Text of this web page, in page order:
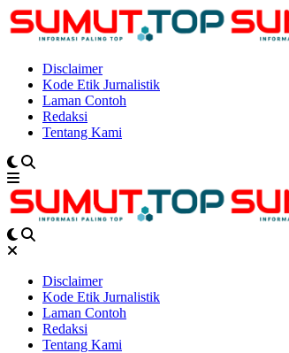
Disclaimer
Kode Etik Jurnalistik
Laman Contoh
Redaksi
Tentang Kami
Disclaimer
Kode Etik Jurnalistik
Laman Contoh
Redaksi
Tentang Kami